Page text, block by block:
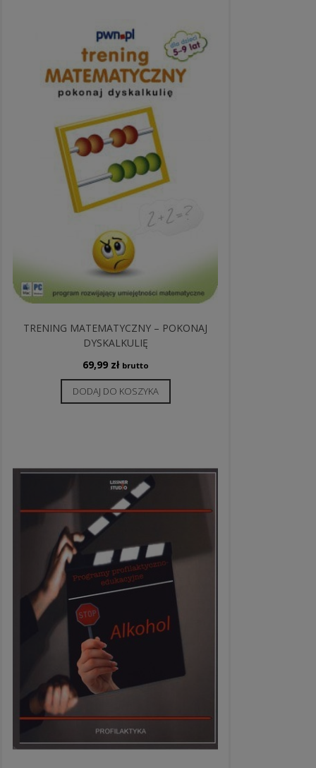
TRENING MATEMATYCZNY – POKONAJ
DYSKALKULIĘ
69,99 zł brutto
DODAJ DO KOSZYKA